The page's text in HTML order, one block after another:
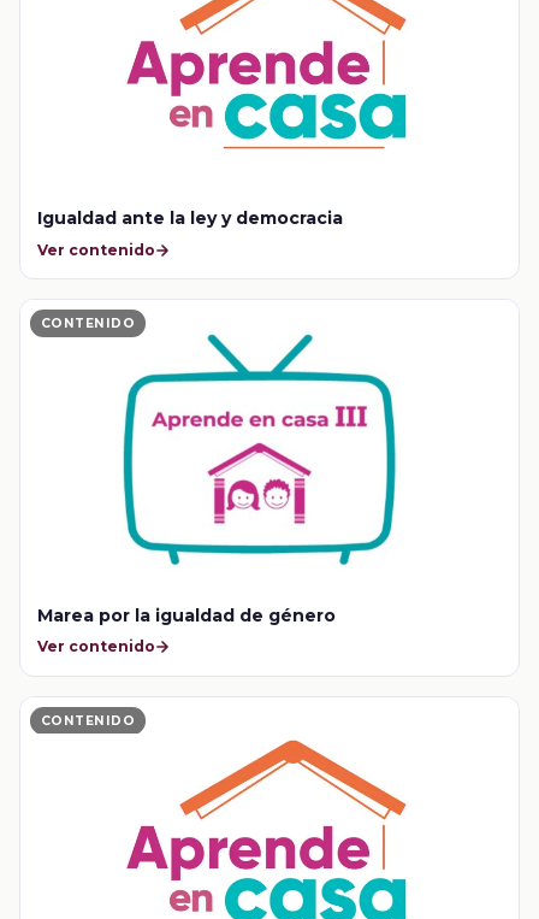
Igualdad ante la ley y democracia
Ver contenido
CONTENIDO
Marea por la igualdad de género
Ver contenido
CONTENIDO